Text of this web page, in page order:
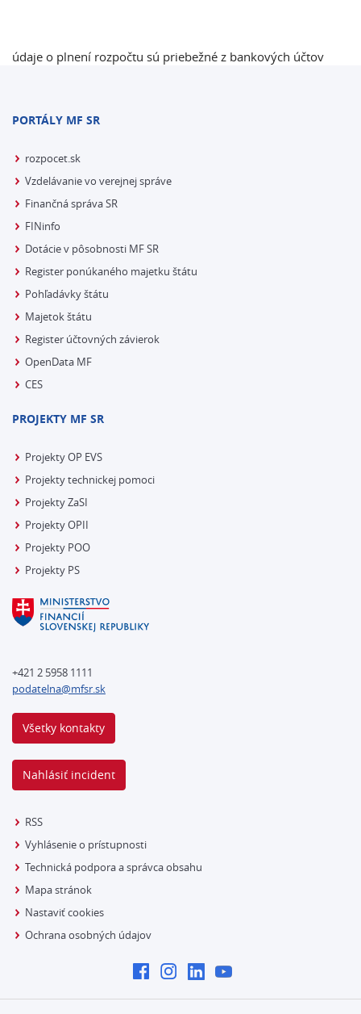
údaje o plnení rozpočtu sú priebežné z bankových účtov
PORTÁLY MF SR
rozpocet.sk
Vzdelávanie vo verejnej správe
Finančná správa SR
FINinfo
Dotácie v pôsobnosti MF SR
Register ponúkaného majetku štátu
Pohľadávky štátu
Majetok štátu
Register účtovných závierok
OpenData MF
CES
PROJEKTY MF SR
Projekty OP EVS
Projekty technickej pomoci
Projekty ZaSI
Projekty OPII
Projekty POO
Projekty PS
+421 2 5958 1111
podatelna@mfsr.sk
Všetky kontakty
Nahlásiť incident
RSS
Vyhlásenie o prístupnosti
Technická podpora a správca obsahu
Mapa stránok
Nastaviť cookies
Ochrana osobných údajov